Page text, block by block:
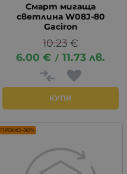
Смарт мигаща
светлина W08J-80
Gaciron
10.23€
6.00 € / 11.73 лв.
КУПИ
ПРОМО -90%